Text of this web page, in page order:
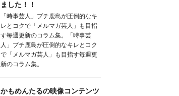
ました！！
「時事芸人」プチ鹿島が圧倒的なキ
レとコクで「メルマガ芸人」も目指
す毎週更新のコラム集。「時事芸
人」プチ鹿島が圧倒的なキレとコク
で「メルマガ芸人」も目指す毎週更
新のコラム集。
かもめんたるの映像コンテンツ